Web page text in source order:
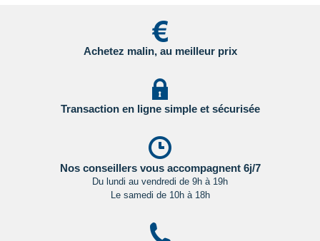
départ, nous vous recommandons vivement de consulter
régulièrement le site du ministère des affaires étrangères en
Achetez malin, au meilleur prix
Transaction en ligne simple et sécurisée
Nos conseillers vous accompagnent 6j/7
Du lundi au vendredi de 9h à 19h
Le samedi de 10h à 18h